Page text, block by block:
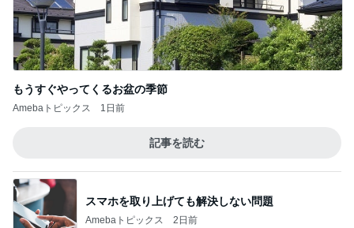
もうすぐやってくるお盆の季節
Amebaトピックス 1日前
記事を読む
スマホを取り上げても解決しない問題
Amebaトピックス 2日前